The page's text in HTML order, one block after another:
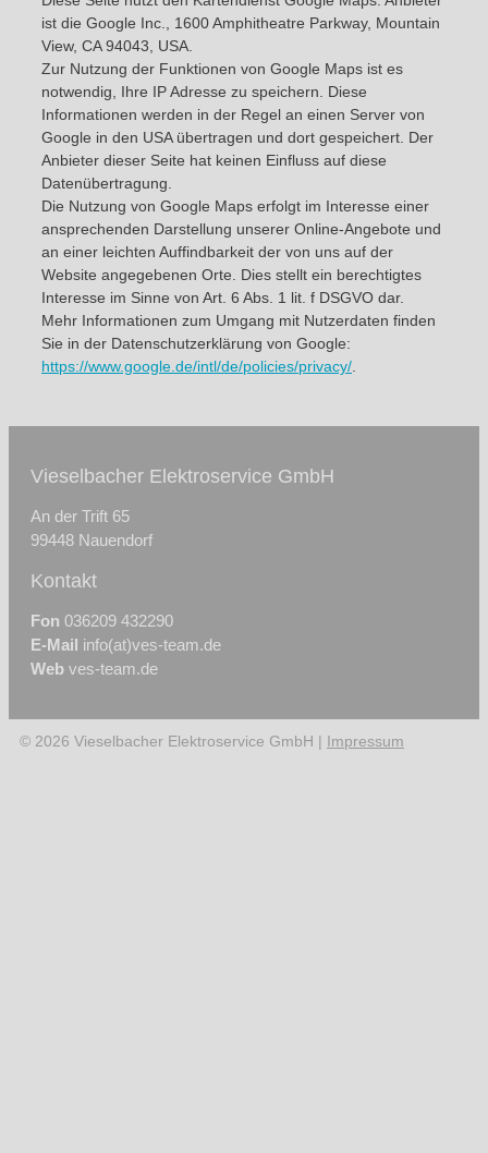
ist die Google Inc., 1600 Amphitheatre Parkway, Mountain
View, CA 94043, USA.
Zur Nutzung der Funktionen von Google Maps ist es
notwendig, Ihre IP Adresse zu speichern. Diese
Informationen werden in der Regel an einen Server von
Google in den USA übertragen und dort gespeichert. Der
Anbieter dieser Seite hat keinen Einfluss auf diese
Datenübertragung.
Die Nutzung von Google Maps erfolgt im Interesse einer
ansprechenden Darstellung unserer Online-Angebote und
an einer leichten Auffindbarkeit der von uns auf der
Website angegebenen Orte. Dies stellt ein berechtigtes
Interesse im Sinne von Art. 6 Abs. 1 lit. f DSGVO dar.
Mehr Informationen zum Umgang mit Nutzerdaten finden
Sie in der Datenschutzerklärung von Google:
https://www.google.de/intl/de/policies/privacy/
Vieselbacher Elektroservice GmbH
An der Trift 65
99448 Nauendorf
Kontakt
Fon 036209 432290
E-Mail info(at)ves-team.de
Web ves-team.de
© 2026 Vieselbacher Elektroservice GmbH | Impressum